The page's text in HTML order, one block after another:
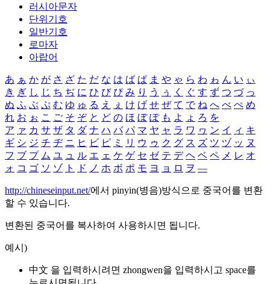
러시아문자
단위기호
일반기호
로마자
아랍어
あ ぁ か が さ ざ た だ な は ば ぱ ま や ゃ ら わ ゎ ん い ぃ
き ぎ し じ ち ぢ に ひ び ぴ み り う ぅ く ぐ す ず つ づ っ
ぬ ふ ぶ ぷ む ゆ ゅ る え ぇ け げ せ ぜ て で ね へ べ ぺ め
れ お ぉ こ ご そ ぞ と ど の ほ ぼ ぽ も よ ょ ろ を
ア ァ カ サ ザ タ ダ ナ ハ バ パ マ ヤ ャ ラ ワ ヮ ン イ ィ キ
ギ シ ジ チ ヂ ニ ヒ ビ ピ ミ リ ウ ゥ ク グ ス ズ ツ ヅ ッ ヌ
フ ブ プ ム ユ ュ ル エ ェ ケ ゲ セ ゼ テ デ ヘ ベ ペ メ レ オ
ォ コ ゴ ソ ゾ ト ド ノ ホ ボ ポ モ ヨ ョ ロ ヲ ―
http://chineseinput.net/에서 pinyin(병음)방식으로 중국어를 변환
할 수 있습니다.
변환된 중국어를 복사하여 사용하시면 됩니다.
예시)
中文 을 입력하시려면 zhongwen을 입력하시고 space를